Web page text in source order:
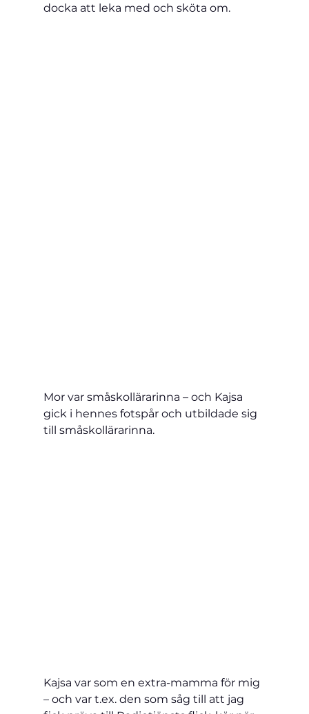
docka att leka med och sköta om.
Mor var småskollärarinna – och Kajsa
gick i hennes fotspår och utbildade sig
till småskollärarinna.
Kajsa var som en extra-mamma för mig
– och var t.ex. den som såg till att jag